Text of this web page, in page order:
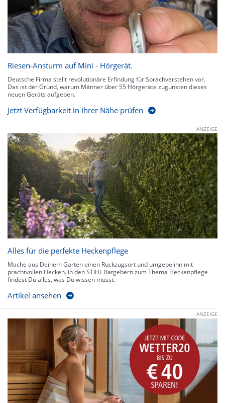
Riesen-Ansturm auf Mini - Hörgerät.
Deutsche Firma stellt revolutionäre Erfindung für Sprachverstehen vor.
Das ist der Grund, warum Männer über 55 Hörgeräte zugunsten dieses
neuen Geräts aufgeben.
Jetzt Verfügbarkeit in Ihrer Nähe prüfen
ANZEIGE
Alles für die perfekte Heckenpflege
Mache aus Deinem Garten einen Rückzugsort und umgebe ihn mit
prachtvollen Hecken. In den STIHL Ratgebern zum Thema Heckenpflege
findest Du alles, was Du wissen musst.
Artikel ansehen
ANZEIGE